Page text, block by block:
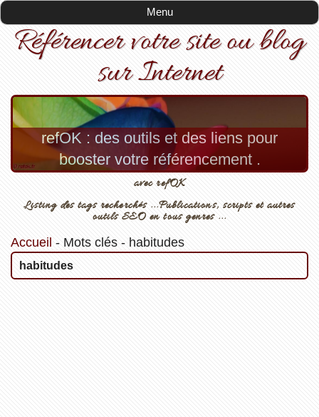
Menu
Référencer votre site ou blog
sur Internet
refOK : des outils et des liens pour
booster votre référencement .
avec refOK
Listing des tags recherchés ...Publications, scripts et autres
outils SEO en tous genres ...
Accueil - Mots clés- habitudes
habitudes